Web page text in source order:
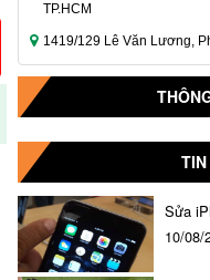
TP.HCM
1419/129 Lê Văn Lương,
Sửa
10/08/